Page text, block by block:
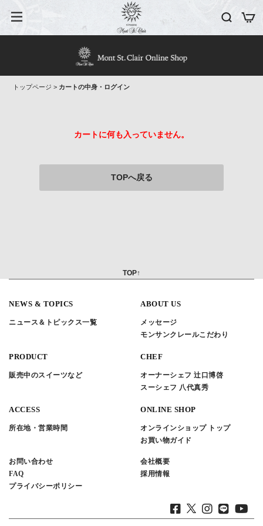
トップページ > カートの中身・ログイン
カートに何も入っていません。
TOPへ戻る
TOP↑
NEWS & TOPICS
ニュース＆トピックス一覧
ABOUT US
メッセージ
モンサンクレールこだわり
PRODUCT
販売中のスイーツなど
CHEF
オーナーシェフ 辻口博啓
スーシェフ 八代真秀
ACCESS
所在地・営業時間
ONLINE SHOP
オンラインショップ トップ
お買い物ガイド
お問い合わせ
FAQ
プライバシーポリシー
会社概要
採用情報